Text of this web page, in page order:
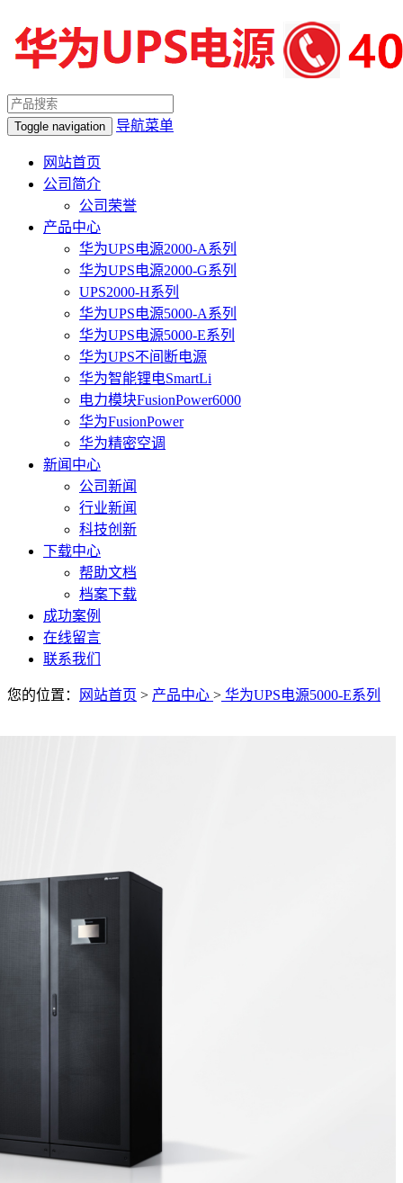
Toggle navigation 导航菜单
网站首页
公司简介
公司荣誉
产品中心
华为UPS电源2000-A系列
华为UPS电源2000-G系列
UPS2000-H系列
华为UPS电源5000-A系列
华为UPS电源5000-E系列
华为UPS不间断电源
华为智能锂电SmartLi
电力模块FusionPower6000
华为FusionPower
华为精密空调
新闻中心
公司新闻
行业新闻
科技创新
下载中心
帮助文档
档案下载
成功案例
在线留言
联系我们
您的位置： 网站首页 > 产品中心 > 华为UPS电源5000-E系列